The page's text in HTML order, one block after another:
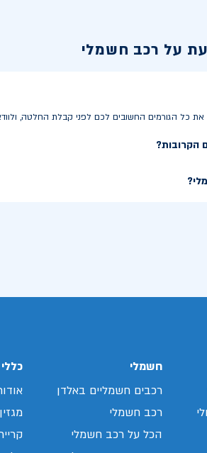
על רכב חשמלי
כל הגורמים החשובים לכם לפני קבלת החלטה,
הקרובות?
חשמלי
רכבים חשמליים באלדן
רכב חשמלי
הכל על רכב חשמלי
כללי